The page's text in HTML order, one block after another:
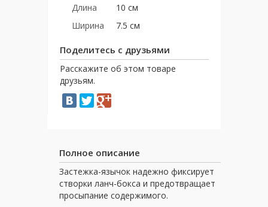
Длина
10 см
Ширина
7.5 см
Поделитесь с друзьями
Расскажите об этом товаре
друзьям.
Полное описание
Застежка-язычок надежно фиксирует
створки ланч-бокса и предотвращает
просыпание содержимого.